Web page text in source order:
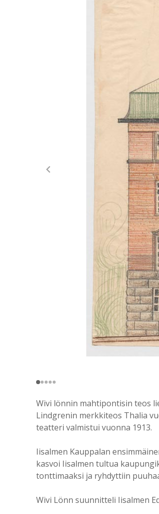
Wivi lönnin mahtipontisin teos
Lindgrenin merkkiteos Thalia
teatteri valmistui vuonna 1913.
Iisalmen Kauppalan
kasvoi Iisalmen tultua
tonttimaaksi ja ryhdyttiin
Wivi Lönn suunnitteli Iisalmen